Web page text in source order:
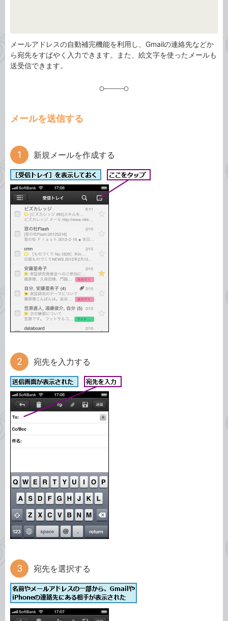
メールアドレスの自動補完機能を利用し、Gmailの連絡先などか
ら宛先をすばやく入力できます。また、絵文字を使ったメールも
送受信できます。
メールを送信する
新規メールを作成する
宛先を入力する
宛先を選択する